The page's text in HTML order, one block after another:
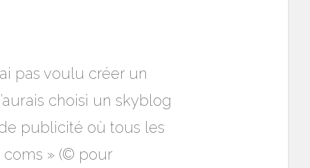
pas voulu créer un
choisi un skyblog
publicité où tous les
coms » (© pour